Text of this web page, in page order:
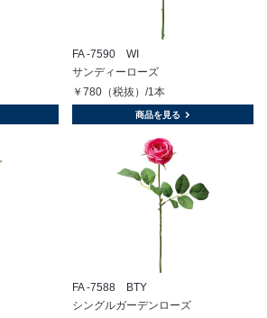
FA -7590 WI
サンディーローズ
￥780（税抜）/1本
商品を見る
FA -7588 BTY
シングルガーデンローズ